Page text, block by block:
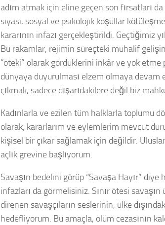
adım atmak için eline geçen son fırsatları
siyasi, sosyal ve psikolojik koşullar
kararının infazı gerçekleştirildi. Geçtiğimiz
Bu rakamlar, rejimin süreçteki muhalif
“öteki” olarak gördüklerini inkâr ve yok
dünyaya duyurulması elzem olmaya devam
çıkmak, sadece dışarıdakilere değil biz
Kadınlarla ve ezilen tüm halklarla toplumu
olarak, kararlarım ve eylemlerim mevcut
kişisel bir çıkar sağlamak için değildir.
açlık grevine başlıyorum.
Savaşın bedelini görüp “Savaşa Hayır”
infazları da görmelisiniz. Sınır ötesi
direnen savaşçıların seslerinin, ülke
hedefliyorum. Bu amaçla, ölüm cezasının